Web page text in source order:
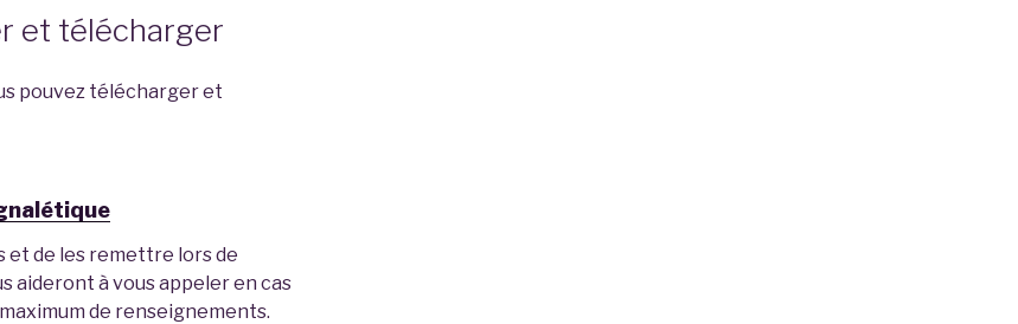
et télécharger
pouvez télécharger et
et de les remettre lors de
aideront à vous appeler en cas
de renseignements.